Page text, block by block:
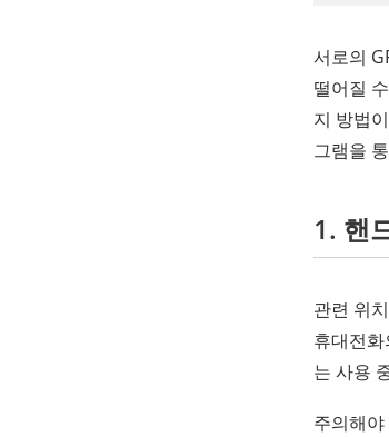
서로의
떨어질
지 방법
그램을
1. 핸
관련 위
휴대전
는 사용
주의해